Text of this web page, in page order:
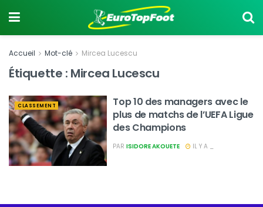
Accueil Mot-clé Mircea Lucescu
Étiquette : Mircea Lucescu
CLASSEMENT
Top 10 des managers avec le
plus de matchs de l’UEFA Ligue
des Champions
PAR ISIDORE AKOUETE IL Y A _